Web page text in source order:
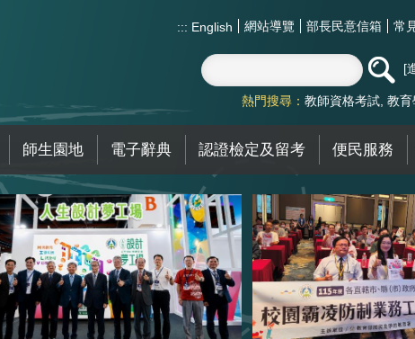
::: English 網站導覽 部長民意信箱 常
熱門搜尋： 教師資格考試 教育
師生園地 電子辭典 認證檢定及留考 便民服務